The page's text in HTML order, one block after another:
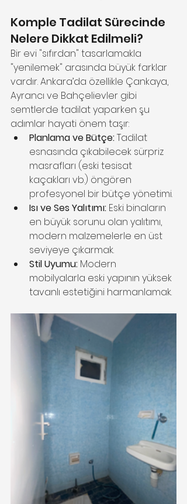
Komple Tadilat Sürecinde
Nelere Dikkat Edilmeli?
Bir evi "sıfırdan" tasarlamakla
"yenilemek" arasında büyük farklar
vardır. Ankara’da özellikle Çankaya,
Ayrancı ve Bahçelievler gibi
semtlerde tadilat yaparken şu
adımlar hayati önem taşır:
Planlama ve Bütçe: Tadilat
esnasında çıkabilecek sürpriz
masrafları (eski tesisat
kaçakları vb.) öngören
profesyonel bir bütçe yönetimi.
Isı ve Ses Yalıtımı: Eski binaların
en büyük sorunu olan yalıtımı,
modern malzemelerle en üst
seviyeye çıkarmak.
Stil Uyumu: Modern
mobilyalarla eski yapının yüksek
tavanlı estetiğini harmanlamak.